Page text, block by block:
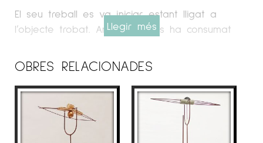
El seu treball es va iniciar estant lligat a
l’objecte trobat. Amb el temps ha consumat
conceptual a la recerca de l’objecte poètic.
També ha realitzat gravat, dibuix, fotografia i
obra pictòrica. Aquesta també amb inclusió de
diversos materials com el ferro i la fusta.
Formant així un cercle retroalimentat amb la
seva obra escultòrica. Habitualment s’empra
Llegir més
OBRES RELACIONADES